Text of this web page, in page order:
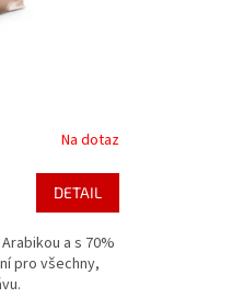
Na dotaz
DETAIL
a s 70%
pro všechny,